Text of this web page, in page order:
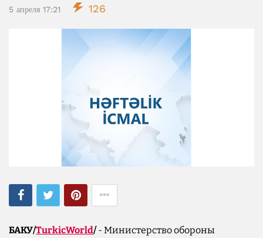
5 апреля 17:21 126
БАКУ/TurkicWorld/- Министерство обороны